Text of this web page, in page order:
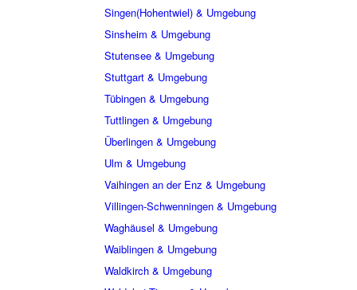
Singen(Hohentwiel) & Umgebung
Sinsheim & Umgebung
Stutensee & Umgebung
Stuttgart & Umgebung
Tübingen & Umgebung
Tuttlingen & Umgebung
Überlingen & Umgebung
Ulm & Umgebung
Vaihingen an der Enz & Umgebung
Villingen-Schwenningen & Umgebung
Waghäusel & Umgebung
Waiblingen & Umgebung
Waldkirch & Umgebung